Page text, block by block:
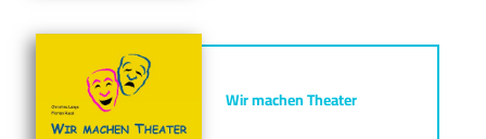
Wir machen Theater